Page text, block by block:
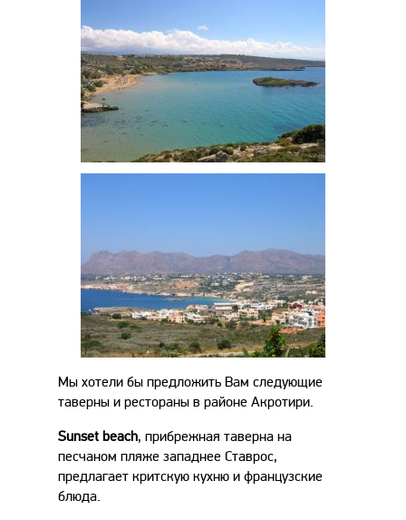
Мы хотели бы предложить Вам следующие
таверны и рестораны в районе Акротири.
Sunset beach, прибрежная таверна на
песчаном пляже западнее Ставрос,
предлагает критскую кухню и французские
блюда.